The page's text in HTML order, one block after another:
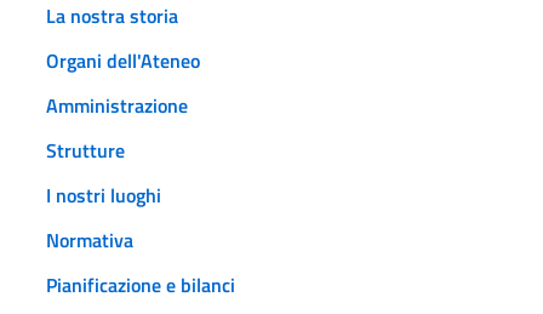
La nostra storia
Organi dell'Ateneo
Amministrazione
Strutture
I nostri luoghi
Normativa
Pianificazione e bilanci